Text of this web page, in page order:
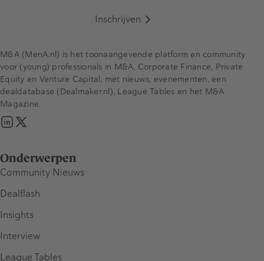
Inschrijven
Onderwerpen
Community Nieuws
Dealflash
Insights
Interview
League Tables
M&A (MenA.nl) is het toonaangevende platform en community
voor (young) professionals in M&A, Corporate Finance, Private
Equity en Venture Capital, met nieuws, evenementen, een
dealdatabase (Dealmaker.nl), League Tables en het M&A
Magazine.